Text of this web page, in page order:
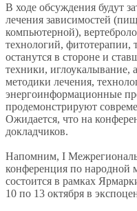
В ходе обсуждения будут
лечения зависимостей
компьютерной),
технологий, фитотерапии,
останутся в стороне и
техники, иглоукалывание,
методики лечения,
энергоинформационные
продемонстрируют
Ожидается, что на
докладчиков.
Напомним, I
конференция по народной
состоится в рамках
10 по 13 октября в